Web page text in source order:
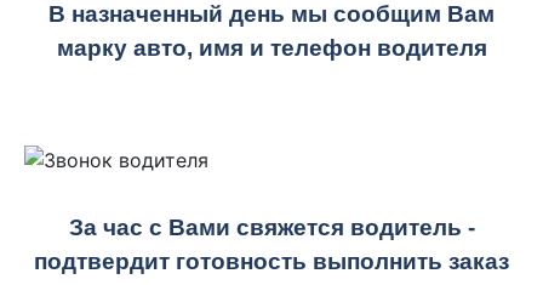
В назначенный день мы сообщим Вам
марку авто, имя и телефон водителя
За час с Вами свяжется водитель -
подтвердит готовность выполнить заказ